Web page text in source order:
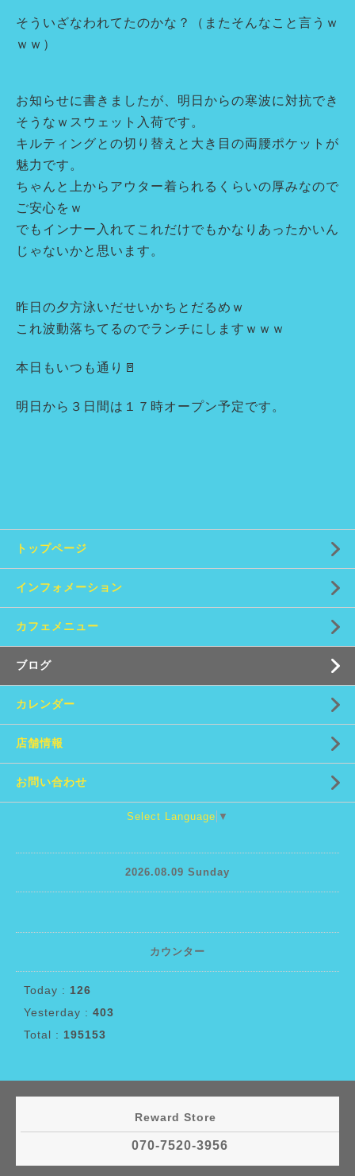
そういざなわれてたのかな？（またそんなこと言うｗ
ｗｗ）
お知らせに書きましたが、明日からの寒波に対抗でき
そうなｗスウェット入荷です。
キルティングとの切り替えと大き目の両腰ポケットが
魅力です。
ちゃんと上からアウター着られるくらいの厚みなので
ご安心をｗ
でもインナー入れてこれだけでもかなりあったかいん
じゃないかと思います。
昨日の夕方泳いだせいかちとだるめｗ
これ波動落ちてるのでランチにしますｗｗｗ
本日もいつも通り🚪
明日から３日間は１７時オープン予定です。
トップページ
インフォメーション
カフェメニュー
ブログ
カレンダー
店舗情報
お問い合わせ
Select Language ▼
2026.08.09 Sunday
カウンター
Today : 126
Yesterday : 403
Total : 195153
Reward Store
070-7520-3956